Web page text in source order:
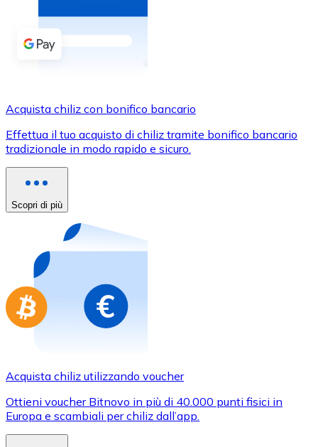
Acquista con contanti
Bonifico SEPA
Usa le carte Visa e Mastercard per acquistare
Acquista con carta
Acquista gift card dei tuoi marchi preferiti con
Vai al negozio di carte regalo
Acquista chiliz con bonifico bancario
Effettua il tuo acquisto di chiliz tramite bonifico bancario
tradizionale in modo rapido e sicuro.
Scopri di più
Acquista chiliz utilizzando voucher
Ottieni voucher Bitnovo in più di 40.000 punti fisici in
Europa e scambiali per chiliz dall’app.